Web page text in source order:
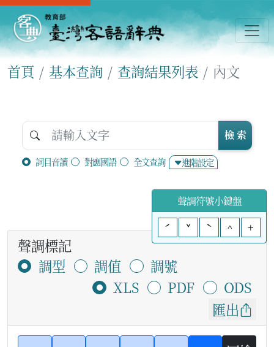
首頁 基本查詢 查詢結果列表 內文
詞目音讀 對應國語 全文查詢 進階設定
檢 索
聲調符號小鍵盤
ˊ
ˇ ˋ ^ +
聲調標記
調型
調值
調號
XLS
PDF
ODS
匯出